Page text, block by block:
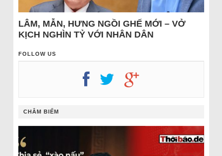
LÂM, MẪN, HƯNG NGỒI GHẾ MỚI – VỞ
KỊCH NGHÌN TỶ VỚI NHÂN DÂN
FOLLOW US
CHÂM BIẾM